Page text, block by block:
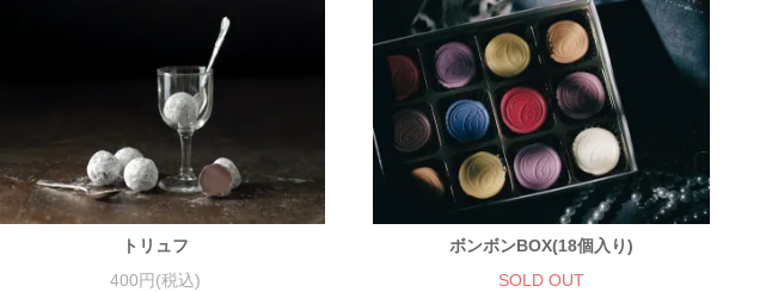
トリュフ
400円(税込)
ボンボンBOX(18個入り)
SOLD OUT